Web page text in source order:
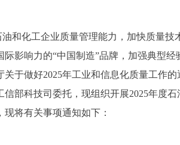
和化工企业质量管理能力，加快质量技
际影响力的“中国制造”品牌，加强典型
关于做好2025年工业和信息化质量工作
信部科技司委托，现组织开展2025年度石
将有关事项通知如下：